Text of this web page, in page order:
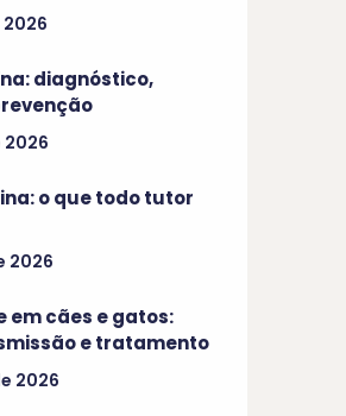
2026
diagnóstico,
2026
o que todo tutor
2026
cães e gatos:
e tratamento
2026